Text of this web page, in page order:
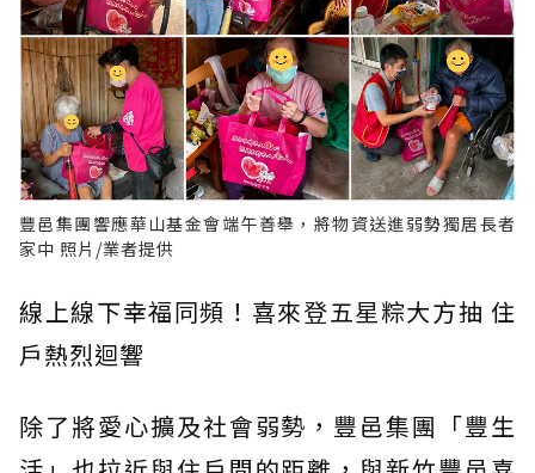
豐邑集團響應華山基金會端午善舉，將物資送進弱勢獨居長者
家中 照片/業者提供
線上線下幸福同頻！喜來登五星粽大方抽 住
戶熱烈迴響
除了將愛心擴及社會弱勢，豐邑集團「豐生